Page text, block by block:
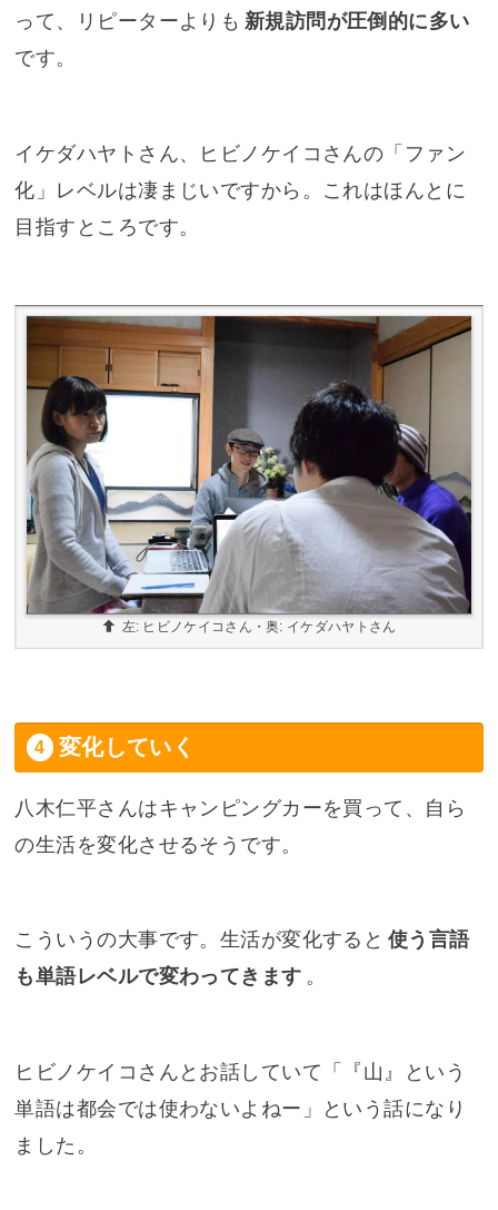
って、リピーターよりも 新規訪問が圧倒的に多い
です。
イケダハヤトさん、ヒビノケイコさんの「ファン
化」レベルは凄まじいですから。これはほんとに
目指すところです。
左: ヒビノケイコさん・奥: イケダハヤトさん
変化していく
八木仁平さんはキャンピングカーを買って、自ら
の生活を変化させるそうです。
こういうの大事です。生活が変化すると 使う言語
も単語レベルで変わってきます 。
ヒビノケイコさんとお話していて「『山』という
単語は都会では使わないよねー」という話になり
ました。